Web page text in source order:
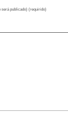
será publicado) (requirido)